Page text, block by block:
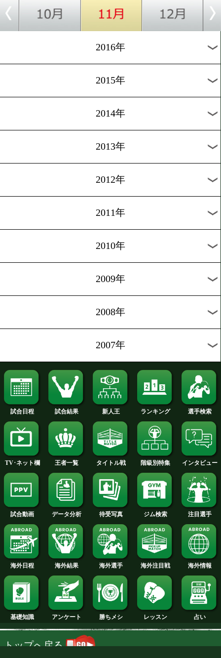
2024年
2023年
2021年
2020年
2019年
2018年
2017年
2016年
2015年
2014年
2013年
2012年
2011年
2010年